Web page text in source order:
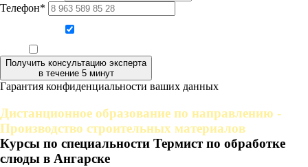
Телефон*
Получить консультацию эксперта
в течение 5 минут
Гарантия конфиденциальности ваших данных
Дистанционное образование по направлению -
Производство строительных материалов
Курсы по специальности Термист по обработке
слюды в Ангарске